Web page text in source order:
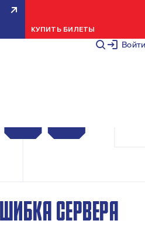
Войти
КУПИТЬ БИЛЕТЫ
СЕРВЕРА